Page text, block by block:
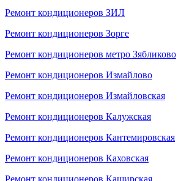
Ремонт кондиционеров ЗИЛ
Ремонт кондиционеров Зорге
Ремонт кондиционеров метро Зябликово
Ремонт кондиционеров Измайлово
Ремонт кондиционеров Измайловская
Ремонт кондиционеров Калужская
Ремонт кондиционеров Кантемировская
Ремонт кондиционеров Каховская
Ремонт кондиционеров Каширская